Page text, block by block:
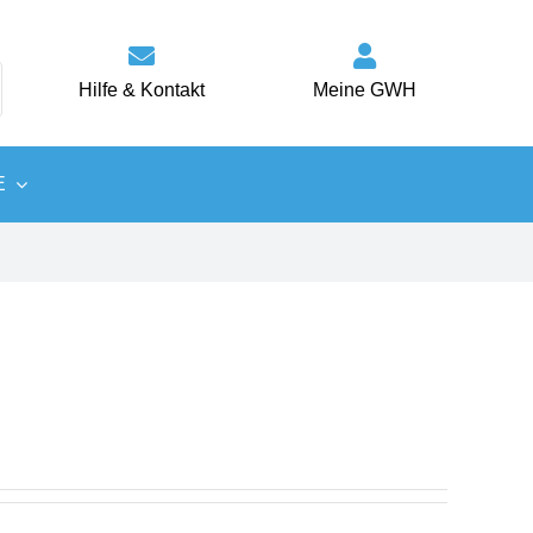
Hilfe & Kontakt Meine GWH